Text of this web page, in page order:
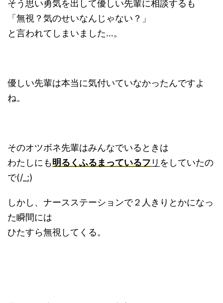
そう思い勇気を出して優しい先輩に相談するも
「無視？気のせいなんじゃない？」
と言われてしまいました…。
優しい先輩は本当に気付いていなかったんですよ
ね。
そのオツボネ先輩はみんなでいるときは
わたしにも明るくふるまっているフリ をしていたの
で(/_;)
しかし、ナースステーションで２人きりとかになっ
た瞬間には
ひたすら無視してくる。